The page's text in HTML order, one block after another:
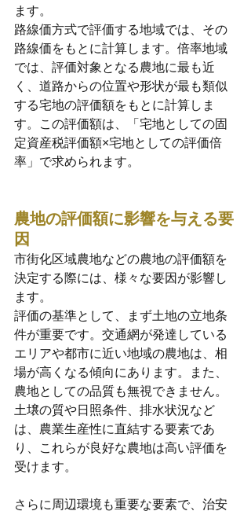
ます。
路線価方式で評価する地域では、その
路線価をもとに計算します。倍率地域
では、評価対象となる農地に最も近
く、道路からの位置や形状が最も類似
する宅地の評価額をもとに計算しま
す。この評価額は、
「宅地としての固
定資産税評価額×宅地としての評価倍
率」 で求められます。
農地の評価額に影響を与える要
因
市街化区域農地などの農地の評価額を
決定する際には、様々な要因が影響し
ます。
評価の基準として、まず土地の立地条
件が重要です。交通網が発達している
エリアや都市に近い地域の農地は、相
場が高くなる傾向にあります。また、
農地としての品質も無視できません。
土壌の質や日照条件、排水状況など
は、農業生産性に直結する要素であ
り、これらが良好な農地は高い評価を
受けます。
さらに周辺環境も重要な要素で、治安